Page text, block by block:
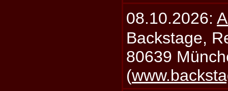
08.10.2026:
Backstage,
80639
(